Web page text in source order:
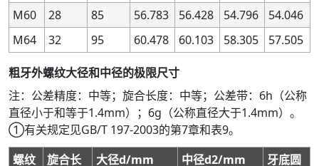
1.4
2.8 0.25 8H — — —
—
1.4
2.8 0.35 — — — —
—
1.4
2.8 0.35 4H +53 0 +63
0
1.4
2.8 0.35 5G
1.4
2.8 0.35 5H +67 0 +80
0
1.4
2.8 0.35 — — — —
1.4
1.4
2.8 0.25 8H — — —
—
1.4
2.8 0.35 — — — —
—
1.4
2.8 0.35 4H +53 0 +63
0
1.4
2.8 0.35 5G
1.4
2.8 0.35 5H +67 0 +80
0
1.4
2.8 0.35 — — — —
1.4
M60
28 85 56.783 56.428 54.796
54.046
M64
32 95 60.478 60.103 58.305 57.505
粗牙外螺纹大径和中径的极限尺寸
注：公差精度：中等；旋合长度：中等；公差带：6h（公称
直径小于和等于1.4mm）；6g（公称直径大于1.4mm）。
①有关规定见GB/T 197-2003的第7章和表9。
螺纹
旋合长 大径d/mm 中径d2/mm 牙底圆